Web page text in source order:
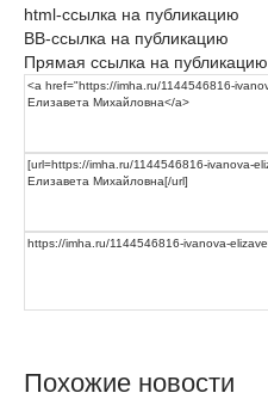
html-ссылка на публикацию
BB-ссылка на публикацию
Прямая ссылка на публикацию
Похожие новости